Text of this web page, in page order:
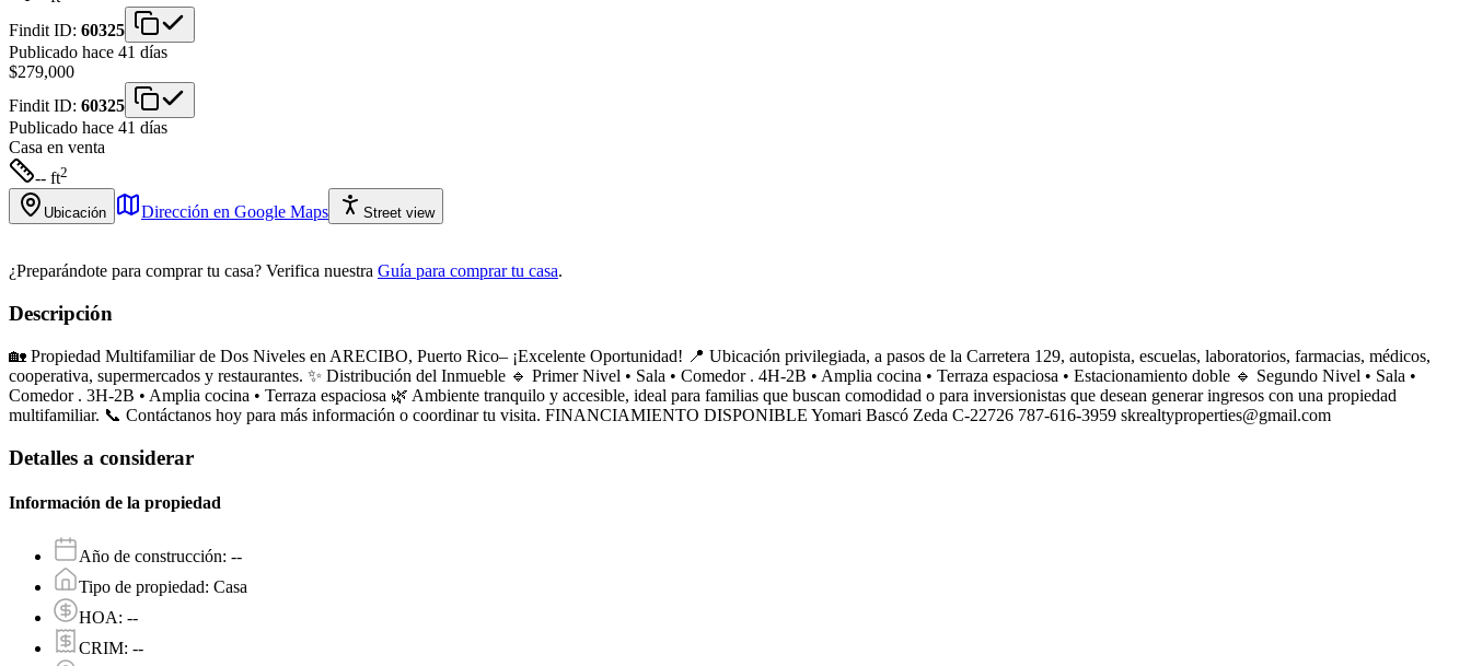
Findit ID: 60325
Publicado hace 41 días
$279,000
Findit ID: 60325
Publicado hace 41 días
Casa en venta
-- ft2
Ubicación Dirección en Google Maps Street view
¿Preparándote para comprar tu casa? Verifica nuestra Guía para comprar tu casa.
Descripción
🏡 Propiedad Multifamiliar de Dos Niveles en ARECIBO, Puerto Rico– ¡Excelente Oportunidad! 📍 Ubicación privilegiada, a pasos de la Carretera 129, autopista, escuelas, laboratorios, farmacias, médicos,
cooperativa, supermercados y restaurantes. ✨ Distribución del Inmueble 🔹 Primer Nivel • Sala • Comedor . 4H-2B • Amplia cocina • Terraza espaciosa • Estacionamiento doble 🔹 Segundo Nivel • Sala •
Comedor . 3H-2B • Amplia cocina • Terraza espaciosa 🌿 Ambiente tranquilo y accesible, ideal para familias que buscan comodidad o para inversionistas que desean generar ingresos con una propiedad
multifamiliar. 📞 Contáctanos hoy para más información o coordinar tu visita. FINANCIAMIENTO DISPONIBLE Yomari Bascó Zeda C-22726 787-616-3959 skrealtyproperties@gmail.com
Detalles a considerar
Información de la propiedad
Año de construcción: --
Tipo de propiedad: Casa
HOA: --
CRIM: --